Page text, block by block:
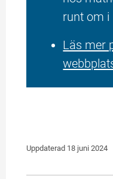
runt om i
Läs mer
Uppdaterad 18 juni 2024